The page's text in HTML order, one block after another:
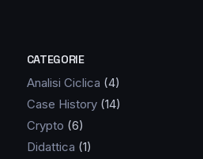
CATEGORIE
Analisi Ciclica (4)
Case History(14)
Crypto (6)
Didattica (1)